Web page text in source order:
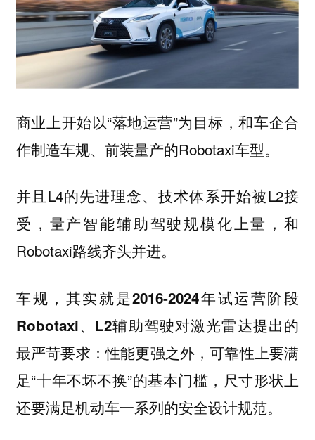
商业上开始以“落地运营”为目标，和车企合
作制造车规、前装量产的Robotaxi车型。
并且L4的先进理念、技术体系开始被L2接
受，量产智能辅助驾驶规模化上量，和
Robotaxi路线齐头并进。
车规，其实就是2016-2024年试运营阶段
Robotaxi、L2辅助驾驶对激光雷达提出的
最严苛要求 ：性能更强之外，可靠性上要满
足“十年不坏不换”的基本门槛，尺寸形状上
还要满足机动车一系列的安全设计规范。